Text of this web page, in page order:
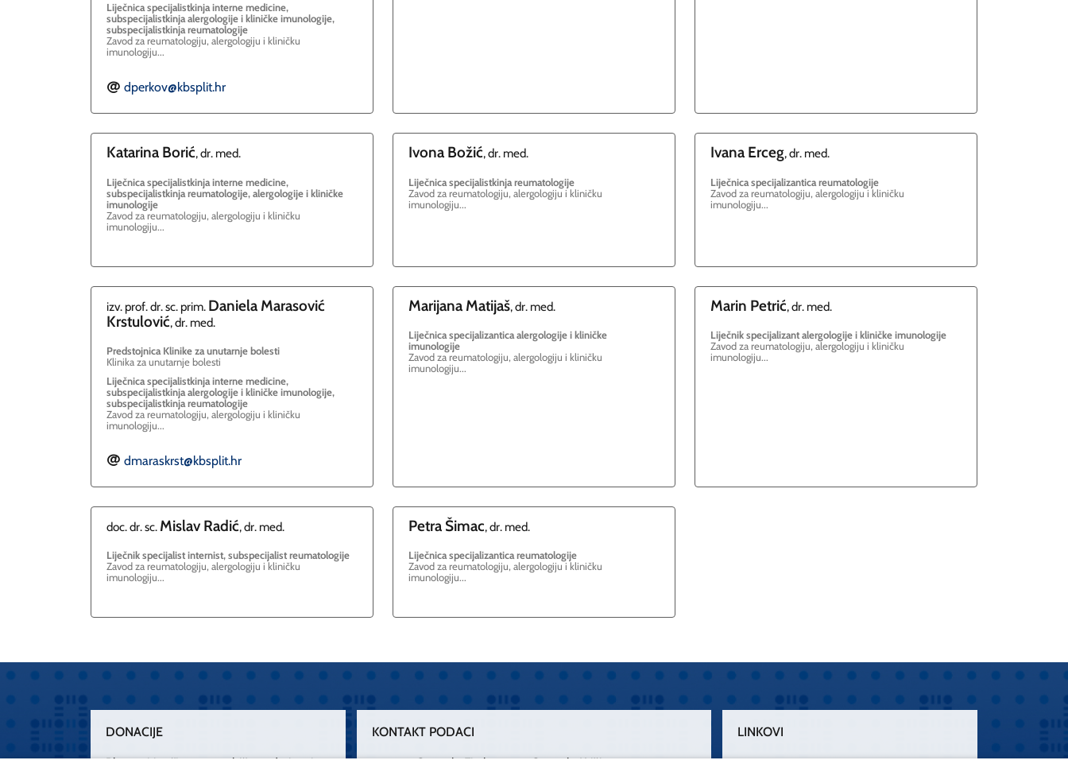
Liječnica specijalistkinja interne medicine,
subspecijalistkinja alergologije i kliničke imunologije,
subspecijalistkinja reumatologije
Zavod za reumatologiju, alergologiju i kliničku
imunologiju...
E dperkov@kbsplit.hr
Katarina Borić, dr. med.
Liječnica specijalistkinja interne medicine,
subspecijalistkinja reumatologije, alergologije i kliničke
imunologije
Zavod za reumatologiju, alergologiju i kliničku
imunologiju...
Ivona Božić, dr. med.
Liječnica specijalistkinja reumatologije
Zavod za reumatologiju, alergologiju i kliničku
imunologiju...
Ivana Erceg, dr. med.
Liječnica specijalizantica reumatologije
Zavod za reumatologiju, alergologiju i kliničku
imunologiju...
izv. prof. dr. sc. prim. Daniela Marasović
Krstulović, dr. med.
Predstojnica Klinike za unutarnje bolesti
Klinika za unutarnje bolesti
Liječnica specijalistkinja interne medicine,
subspecijalistkinja alergologije i kliničke imunologije,
subspecijalistkinja reumatologije
Zavod za reumatologiju, alergologiju i kliničku
imunologiju...
E dmaraskrst@kbsplit.hr
Marijana Matijaš, dr. med.
Liječnica specijalizantica alergologije i kliničke
imunologije
Zavod za reumatologiju, alergologiju i kliničku
imunologiju...
Marin Petrić, dr. med.
Liječnik specijalizant alergologije i kliničke imunologije
Zavod za reumatologiju, alergologiju i kliničku
imunologiju...
doc. dr. sc. Mislav Radić, dr. med.
Liječnik specijalist internist, subspecijalist reumatologije
Zavod za reumatologiju, alergologiju i kliničku
imunologiju...
Petra Šimac, dr. med.
Liječnica specijalizantica reumatologije
Zavod za reumatologiju, alergologiju i kliničku
imunologiju...
DONACIJE KONTAKT PODACI LINKOVI